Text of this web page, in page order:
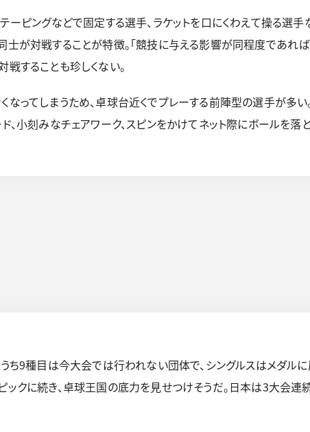
ーピングなどで固定する選手、ラケットを口にくわえて操る選
が対戦することが特徴。「競技に与える影響が同程度であれば
することも珍しくない。
ってしまうため、卓球台近くでプレーする前陣型の選手が多
、小刻みなチェアワーク、スピンをかけてネット際にボールを落
9種目は今大会では行われない団体で、シングルスはメダルに
クに続き、卓球王国の底力を見せつけそうだ。日本は3大会連